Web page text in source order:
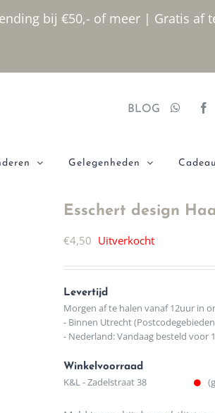
bij €50,- of meer | Gratis
BLOG
Gelegenheden
Esschert design
€4,50 Uitverkocht
Levertijd
Morgen af te halen vanaf 12uur in
- Binnen Utrecht
- Nederland: Vandaag besteld voor
Winkelvoorraad
K&L - Zadelstraat 38